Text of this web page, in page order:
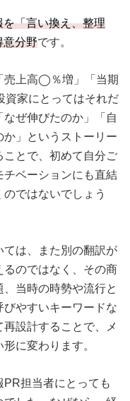
を「言い換え、整理
意分野です。
売上高◯％増」「当期
家にとってはそれだ
ぜ伸びたのか」「自
」というストーリー
ことで、初めて自分ご
チベーションにも直結
ではないでしょう
は、また別の翻訳が
るのではなく、その商
当時の時勢や流行と
やすいキーワードな
設計することで、メ
に変わります。
担当者にとっても